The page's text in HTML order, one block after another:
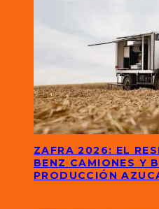
ZAFRA 2026: EL
BENZ CAMIONES Y
PRODUCCIÓN